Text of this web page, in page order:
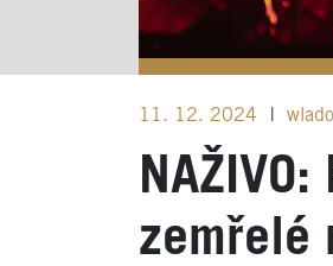
11. 12. 2024 wlado
zemřelé